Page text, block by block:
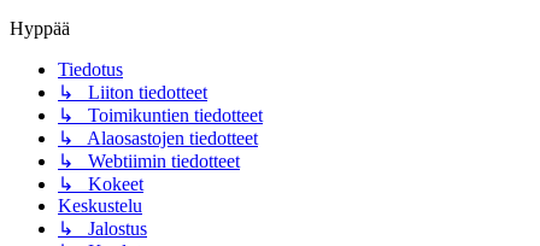
Hyppää
Tiedotus
↳ Liiton tiedotteet
↳ Toimikuntien tiedotteet
↳ Alaosastojen tiedotteet
↳ Webtiimin tiedotteet
↳ Kokeet
Keskustelu
↳ Jalostus